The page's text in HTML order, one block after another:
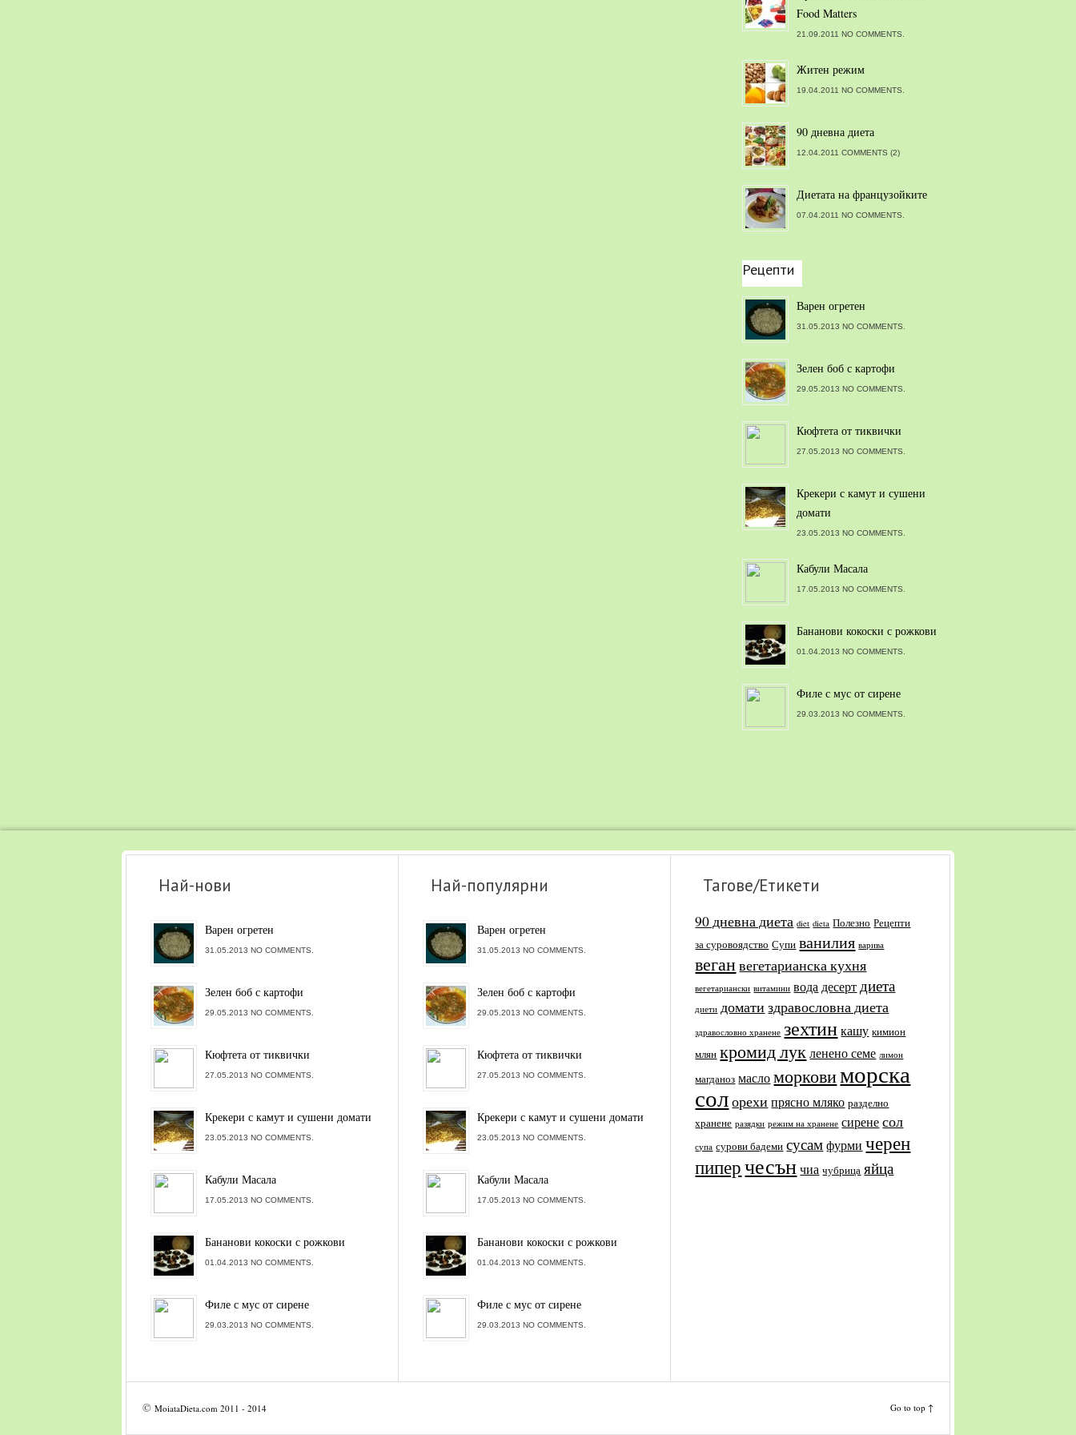
Food Matters
21.09.2011 NO COMMENTS.
Житен режим
19.04.2011 NO COMMENTS.
90 дневна диета
12.04.2011 COMMENTS (2)
Диетата на французойките
07.04.2011 NO COMMENTS.
Рецепти
Варен огретен
31.05.2013 NO COMMENTS.
Зелен боб с картофи
29.05.2013 NO COMMENTS.
Кюфтета от тиквички
27.05.2013 NO COMMENTS.
Крекери с камут и сушени
домати
23.05.2013 NO COMMENTS.
Кабули Масала
17.05.2013 NO COMMENTS.
Бананови кокоски с рожкови
01.04.2013 NO COMMENTS.
Филе с мус от сирене
29.03.2013 NO COMMENTS.
Най-нови
Варен огретен
31.05.2013 NO COMMENTS.
Зелен боб с картофи
29.05.2013 NO COMMENTS.
Кюфтета от тиквички
27.05.2013 NO COMMENTS.
Крекери с камут и сушени домати
23.05.2013 NO COMMENTS.
Кабули Масала
17.05.2013 NO COMMENTS.
Бананови кокоски с рожкови
01.04.2013 NO COMMENTS.
Филе с мус от сирене
29.03.2013 NO COMMENTS.
Най-популярни
Варен огретен
31.05.2013 NO COMMENTS.
Зелен боб с картофи
29.05.2013 NO COMMENTS.
Кюфтета от тиквички
27.05.2013 NO COMMENTS.
Крекери с камут и сушени домати
23.05.2013 NO COMMENTS.
Кабули Масала
17.05.2013 NO COMMENTS.
Бананови кокоски с рожкови
01.04.2013 NO COMMENTS.
Филе с мус от сирене
29.03.2013 NO COMMENTS.
Тагове/Етикети
90 дневна диета diet dieta Полезно Рецепти
за суровоядство Супи ванилия варива
веганвегетарианска кухня
вегетариански витамини вода десерт диета
диети домати здравословна диета
здравословно хранене зехтин кашу кимион
млян кромид лук ленено семе лимон
магданоз масло морковиморска
солорехи прясно мляко разделно
хранене разядки режим на хранене сирене сол
супа сурови бадеми сусам фурми черен
пиперчесън чиа чубрица яйца
© MoiataDieta.com 2011 - 2014 Go to top ↑